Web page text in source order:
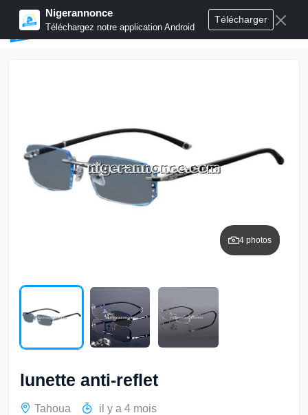
Nigerannonce
Téléchargez notre application Android
Télécharger
Publier annonces
4 photos
lunette anti-reflet
Tahoua il y a 4 mois